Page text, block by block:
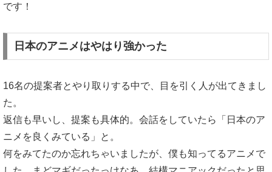
です！
日本のアニメはやはり強かった
16名の提案者とやり取りする中で、目を引く人が出てきまし
た。
返信も早いし、提案も具体的。会話をしていたら「日本のア
ニメを良くみている」と。
何をみてたのか忘れちゃいましたが、僕も知ってるアニメで